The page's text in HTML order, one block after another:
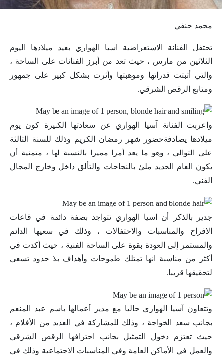
محمد حنفي
تحتفل الفنانة الاستعراضية اسيا الهواري بعيد ميلادها اليوم
الثلاثين من مارس ، حيث تعد من أبرز الفنانات على الساحة ،
والتي أثبتت قدراتها وموهبتها وأثرت بشكل كبير على جمهور
ومتابع الرقص الشرقي.
واعربت الفنانة آسيا الهواري عن سعادتها الكبيرة كون يوم
ميلادها يصادفةحضور شهر رمضان الكريم وذلك للسنة الثالثة
على التوالي ، وهو ما يعد أمرا مميزا بالنسبة لها ، متمنية أن
يكون العام الجديد ملئ بالنجاحات والتألق داخل وخارج المجال
الفني.
جدير بالذكر أن اسيا الهواري تتواجد بصفة دائمة في قاعات
الافراح والمناسبات والاحتفالات ، وذلك في سعيها الدائم
والمستمر إلى العودة بقوة على الساحة الفنية ، حيث أكدت في
أكثر من مناسبة انها تمتلك طموحات وأهداف بلا حدود تسعى
لتحقيقها قريبا.
وتتعاون آسيا الهواري حاليا مع مدير أعمالها باسم عبد المنعم
بجانب سعد الخواجة ، وذلك للمشاركة في العديد من الأفلام ،
حيث تعتزم دخول التمثيل بجانب احترافها الرقص الشرقي
والعمل في الأماكن العامة وفي المناسبات الاجتماعية وذلك في